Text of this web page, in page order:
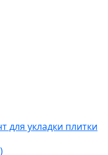
для укладки плитки